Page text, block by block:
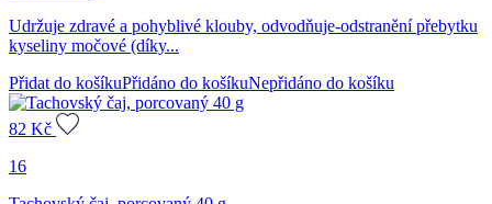
Udržuje zdravé a pohyblivé klouby, odvodňuje-odstranění přebytku
kyseliny močové (díky...
Přidat do košíkuPřidáno do košíkuNepřidáno do košíku
82 Kč
16